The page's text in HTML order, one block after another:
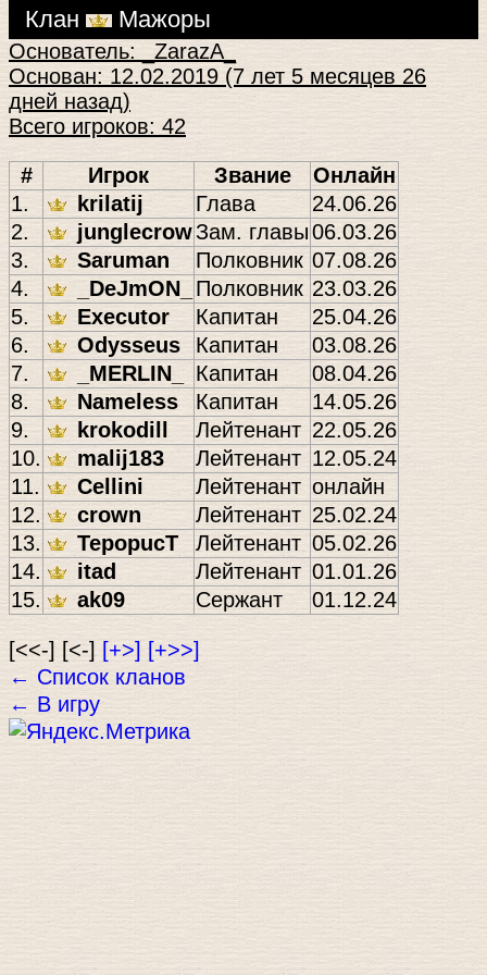
Клан Мажоры
Основатель: _ZarazA_
Основан: 12.02.2019 (7 лет 5 месяцев 26
дней назад)
Всего игроков: 42
# Игрок Звание
Онлайн
1.
krilatij Глава
24.06.26
2.
junglecrowЗам. главы06.03.26
3.
Saruman Полковник 07.08.26
4.
_DeJmON_ Полковник 23.03.26
5.
Executor Капитан
25.04.26
6.
Odysseus Капитан
03.08.26
7.
_MERLIN_ Капитан
08.04.26
8.
Nameless Капитан
14.05.26
9.
krokodill Лейтенант 22.05.26
10.
malij183 Лейтенант 12.05.24
11.
Cellini Лейтенант онлайн
12.
crown Лейтенант 25.02.24
13.
TepopucT Лейтенант 05.02.26
14.
itad Лейтенант 01.01.26
15.
ak09 Сержант 01.12.24
[<<-] [<-] [+>] [+>>]
← Список кланов
← В игру